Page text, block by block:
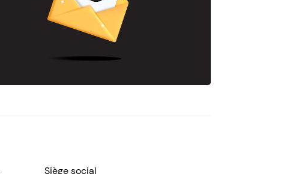
Siège social